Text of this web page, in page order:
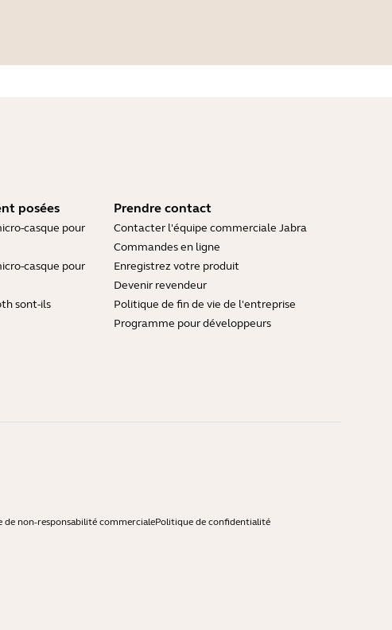
posées
casque pour
casque pour
sont-ils
Prendre contact
Contacter l'équipe commerciale Jabra
Commandes en ligne
Enregistrez votre produit
Devenir revendeur
Politique de fin de vie de l'entreprise
Programme pour développeurs
de non-responsabilité commercialePolitique de confidentialité